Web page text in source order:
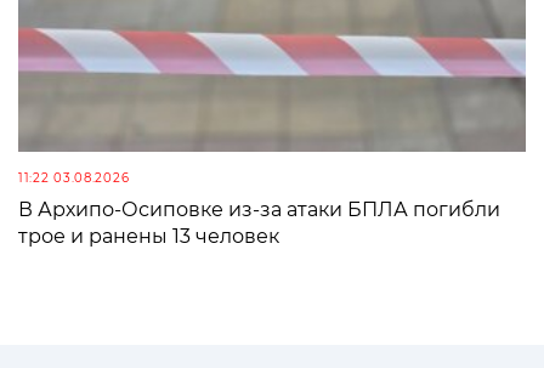
11:22 03.08.2026
В Архипо-Осиповке из-за атаки БПЛА погибли
трое и ранены 13 человек